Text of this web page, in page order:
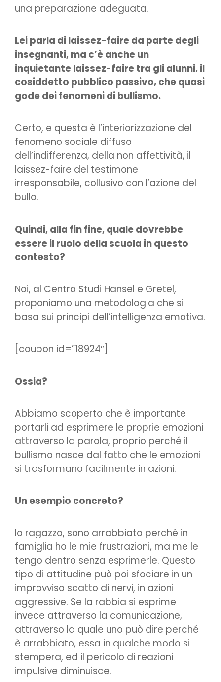
una preparazione adeguata.
Lei parla di laissez-faire da parte degli
insegnanti, ma c’è anche un
inquietante laissez-faire tra gli alunni, il
cosiddetto pubblico passivo, che quasi
gode dei fenomeni di bullismo.
Certo, e questa è l’interiorizzazione del
fenomeno sociale diffuso
dell’indifferenza, della non affettività, il
laissez-faire del testimone
irresponsabile, collusivo con l’azione del
bullo.
Quindi, alla fin fine, quale dovrebbe
essere il ruolo della scuola in questo
contesto?
Noi, al Centro Studi Hansel e Gretel,
proponiamo una metodologia che si
basa sui principi dell’intelligenza emotiva.
[coupon id=”18924″]
Ossia?
Abbiamo scoperto che è importante
portarli ad esprimere le proprie emozioni
attraverso la parola, proprio perché il
bullismo nasce dal fatto che le emozioni
si trasformano facilmente in azioni.
Un esempio concreto?
Io ragazzo, sono arrabbiato perché in
famiglia ho le mie frustrazioni, ma me le
tengo dentro senza esprimerle. Questo
tipo di attitudine può poi sfociare in un
improvviso scatto di nervi, in azioni
aggressive. Se la rabbia si esprime
invece attraverso la comunicazione,
attraverso la quale uno può dire perché
è arrabbiato, essa in qualche modo si
stempera, ed il pericolo di reazioni
impulsive diminuisce.